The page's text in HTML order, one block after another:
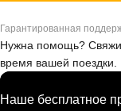
Гарантированная
Нужна помощь?
время вашей поездки.
Наше бесплатное